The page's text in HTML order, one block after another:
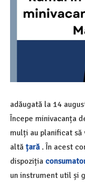
adăugată la 14
Începe minivacanța
mulți au planificat să
altă țară . În acest
dispoziția
un instrument util și